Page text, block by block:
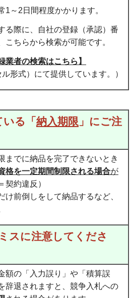
1～2日間程度かかります。
際に、自社の登録（承認）番
こちらから検索が可能です。
業者の検索はこちら】
形式）にて提供しています。）
る「 納入期限 」にご注
までに納品を完了できないとき
格を一定期間制限される場合が
契約違反）
け前倒しをして納品するなど、
スに注意してくださ
額の「入力誤り」や「積算誤
辞退されますと、競争入札への